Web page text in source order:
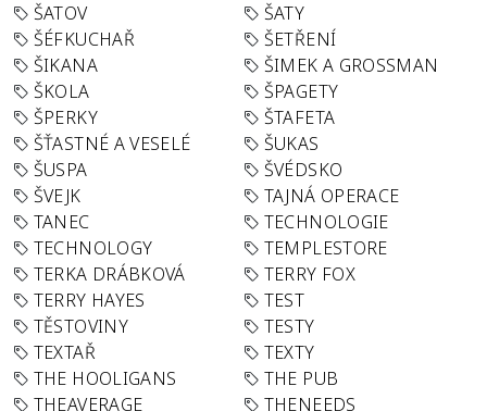
ŠATOV
ŠATY
ŠÉFKUCHAŘ
ŠETŘENÍ
ŠIKANA
ŠIMEK A GROSSMAN
ŠKOLA
ŠPAGETY
ŠPERKY
ŠTAFETA
ŠŤASTNÉ A VESELÉ
ŠUKAS
ŠUSPA
ŠVÉDSKO
ŠVEJK
TAJNÁ OPERACE
TANEC
TECHNOLOGIE
TECHNOLOGY
TEMPLESTORE
TERKA DRÁBKOVÁ
TERRY FOX
TERRY HAYES
TEST
TĚSTOVINY
TESTY
TEXTAŘ
TEXTY
THE HOOLIGANS
THE PUB
THEAVERAGE
THENEEDS